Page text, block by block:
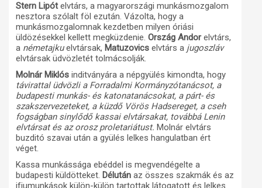
Stern Lipótelvtárs, a magyarországi munkásmozgalom
nesztora szólalt föl ezután. Vázolta, hogy a
munkásmozgalomnak kezdetben milyen óriási
üldözésekkel kellett megküzdenie. Ország Andorelvtárs,
a németajkuelvtársak, Matuzovics elvtárs a jugoszláv
elvtársak üdvözletét tolmácsolják.
Molnár Miklós inditványára a népgyülés kimondta, hogy
távirattal üdvözli a Forradalmi Kormányzótanácsot, a
budapesti munkás- és katonatanácsokat, a párt- és
szakszervezeteket, a küzdő Vörös Hadsereget, a cseh
fogságban sinylődő kassai elvtársakat, továbbá Lenin
elvtársat és az orosz proletariátust. Molnár elvtárs
buzditó szavai után a gyülés lelkes hangulatban ért
véget.
Kassa munkássága ebéddel is megvendégelte a
budapesti küldötteket. Délután az összes szakmák és az
ifjumunkások külön-külön tartottak látogatott és lelkes